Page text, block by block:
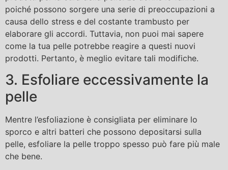
poiché possono sorgere una serie di preoccupazioni a
causa dello stress e del costante trambusto per
elaborare gli accordi. Tuttavia, non puoi mai sapere
come la tua pelle potrebbe reagire a questi nuovi
prodotti. Pertanto, è meglio evitare tali modifiche.
3. Esfoliare eccessivamente la
pelle
Mentre l’esfoliazione è consigliata per eliminare lo
sporco e altri batteri che possono depositarsi sulla
pelle, esfoliare la pelle troppo spesso può fare più male
che bene.